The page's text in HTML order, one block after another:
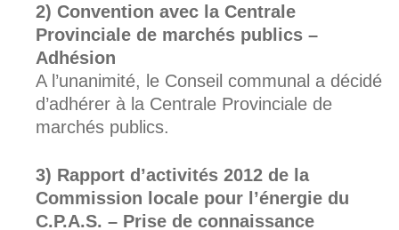
Convention avec la Centrale
Provinciale de marchés publics –
Adhésion
A l’unanimité, le Conseil communal a décidé
d’adhérer à la Centrale Provinciale de
marchés publics.
Rapport d’activités 2012 de la
Commission locale pour l’énergie du
C.P.A.S. – Prise de connaissance